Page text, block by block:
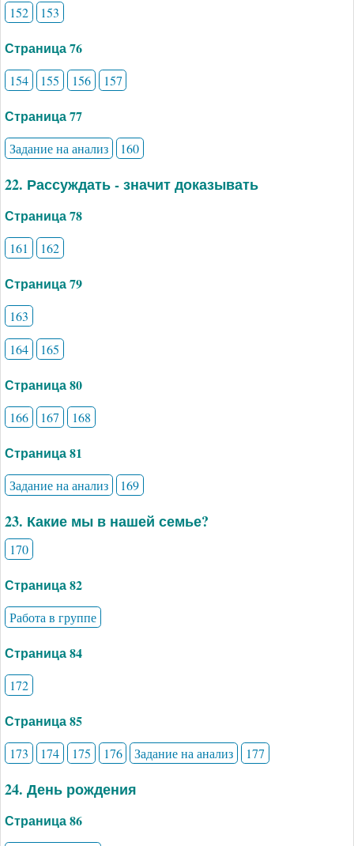
152 153
Страница 76
154 155 156 157
Страница 77
Задание на анализ 160
22. Рассуждать - значит доказывать
Страница 78
161 162
Страница 79
163
164
165
Страница 80
166 167 168
Страница 81
Задание на анализ 169
23. Какие мы в нашей семье?
170
Страница 82
Работа в группе
Страница 84
172
Страница 85
173 174 175 176 Задание на анализ 177
24. День рождения
Страница 86